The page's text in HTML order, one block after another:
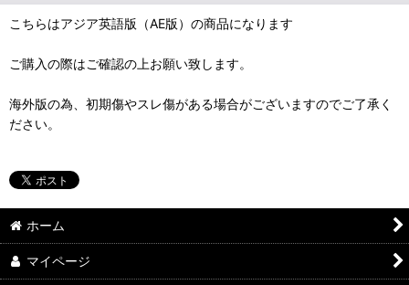
こちらはアジア英語版（AE版）の商品になります
ご購入の際はご確認の上お願い致します。
海外版の為、初期傷やスレ傷がある場合がございますのでご了承く
ださい。
ホーム
マイページ